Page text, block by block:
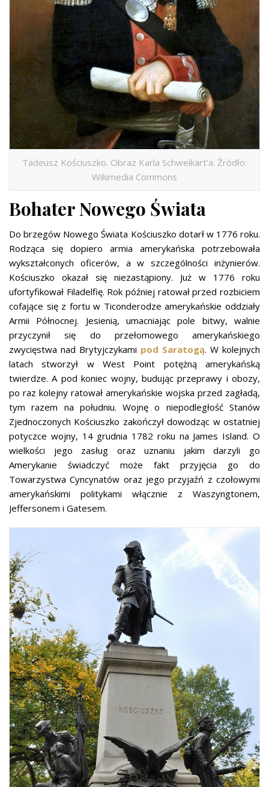
Tadeusz Kościuszko. Obraz Karla Schweikart’a. Źródło:
Wikimedia Commons
Bohater Nowego Świata
Do brzegów Nowego Świata Kościuszko dotarł w 1776 roku.
Rodząca się dopiero armia amerykańska potrzebowała
wykształconych oficerów, a w szczególności inżynierów.
Kościuszko okazał się niezastąpiony. Już w 1776 roku
ufortyfikował Filadelfię. Rok później ratował przed rozbiciem
cofające się z fortu w Ticonderodze amerykańskie oddziały
Armii Północnej. Jesienią, umacniając pole bitwy, walnie
przyczynił się do przełomowego amerykańskiego
zwycięstwa nad Brytyjczykami pod Saratogą. W kolejnych
latach stworzył w West Point potężną amerykańską
twierdze. A pod koniec wojny, budując przeprawy i obozy,
po raz kolejny ratował amerykańskie wojska przed zagładą,
tym razem na południu. Wojnę o niepodległość Stanów
Zjednoczonych Kościuszko zakończył dowodząc w ostatniej
potyczce wojny, 14 grudnia 1782 roku na James Island. O
wielkości jego zasług oraz uznaniu jakim darzyli go
Amerykanie świadczyć może fakt przyjęcia go do
Towarzystwa Cyncynatów oraz jego przyjaźń z czołowymi
amerykańskimi politykami włącznie z Waszyngtonem,
Jeffersonem i Gatesem.